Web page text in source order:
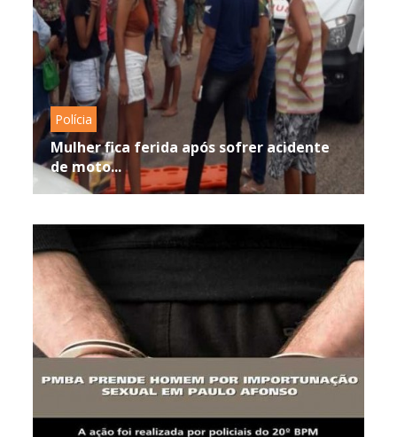
Polícia
Mulher fica ferida após sofrer acidente
de moto...